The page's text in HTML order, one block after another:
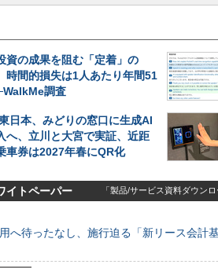
資の成果を阻む「定着」の
時間的損失は1人あたり年間51
調査
日本、みどりの窓口に生成AI
へ、立川と大宮で実証、近距
車券は2027年春にQR化
イトペーパー 「製品/サービス資料ダウン
へ待ったなし、施行迫る「新リース会計